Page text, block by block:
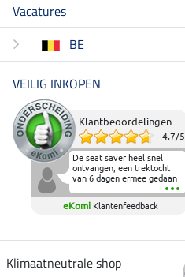
Vacatures
BE
VEILIG INKOPEN
Klantbeoordelingen
4.7/5
De seat saver heel snel
ontvangen, een trektocht
van 6 dagen ermee gedaan
en deze heeft de beproeving
fantastisch doorstaan.
Heerlijk zacht om op te
elkaar in het zadel.
eKomi Klantenfeedback
Klimaatneutrale shop